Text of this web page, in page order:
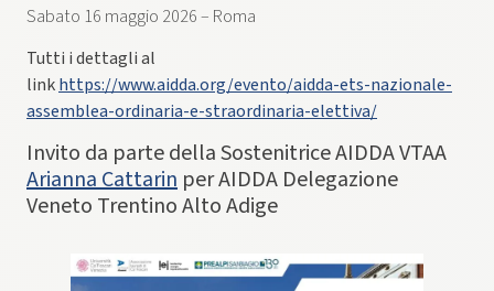
Sabato 16 maggio 2026 – Roma
Tutti i dettagli al
linkhttps://www.aidda.org/evento/aidda-ets-nazionale-
assemblea-ordinaria-e-straordinaria-elettiva/
Invito da parte della Sostenitrice AIDDA VTAA
Arianna Cattarin per AIDDA Delegazione
Veneto Trentino Alto Adige